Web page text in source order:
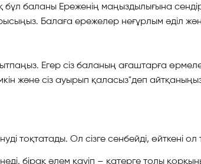
бұл баланы Ереженің маңыздылығына
Балаға ережелер неғұрлым әділ
Егер сіз баланың ағаштарға
және сіз ауырып қаласыз"деп айтқаныңыз
тоқтатады. Ол сізге сенбейді, өйткені ол
бірақ әлем қауіп – қатерге толы